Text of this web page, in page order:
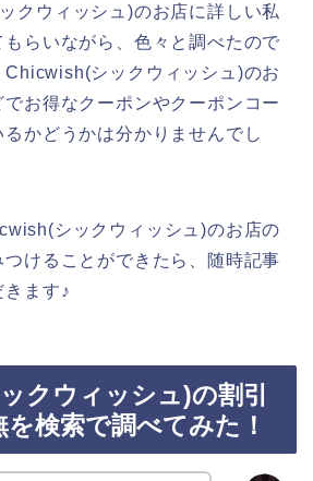
クウィッシュ)のお店に詳しい私
らいながら、色々と調べたので
Chicwish(シックウィッシュ)のお
お得なクーポンやクーポンコー
るかどうかは分かりませんでし
シックウィッシュ)のお店の
けることができたら、随時記事
きます♪
クウィッシュ)の割引
検索で調べてみた！